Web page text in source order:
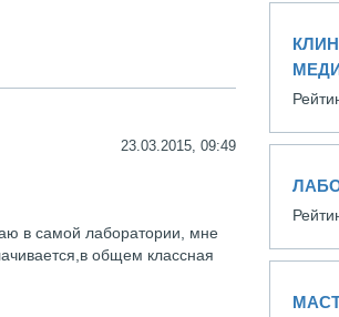
23.03.2015, 09:49
в самой лаборатории, мне
общем классная